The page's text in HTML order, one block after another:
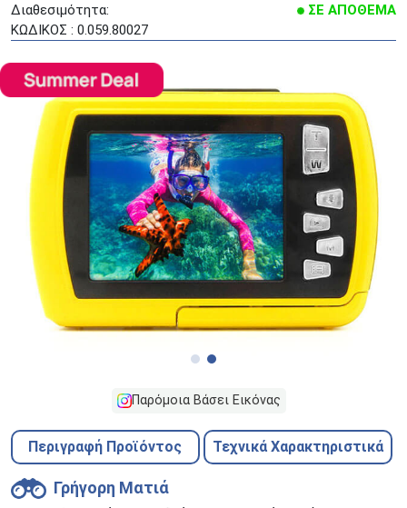
Διαθεσιμότητα:
ΣΕ ΑΠΟΘΕΜΑ
ΚΩΔΙΚΟΣ : 0.059.80027
Παρόμοια Βάσει Εικόνας
Περιγραφή Προϊόντος Τεχνικά Χαρακτηριστικά
Γρήγορη Ματιά